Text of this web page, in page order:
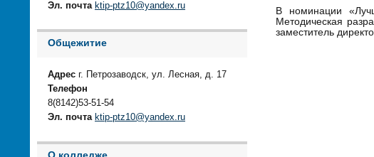
Эл. почта ktip-ptz10@yandex.ru
Общежитие
Адрес г. Петрозаводск, ул. Лесная, д. 17
Телефон
8(8142)53-51-54
Эл. почта ktip-ptz10@yandex.ru
В номинации
Методическая
заместитель